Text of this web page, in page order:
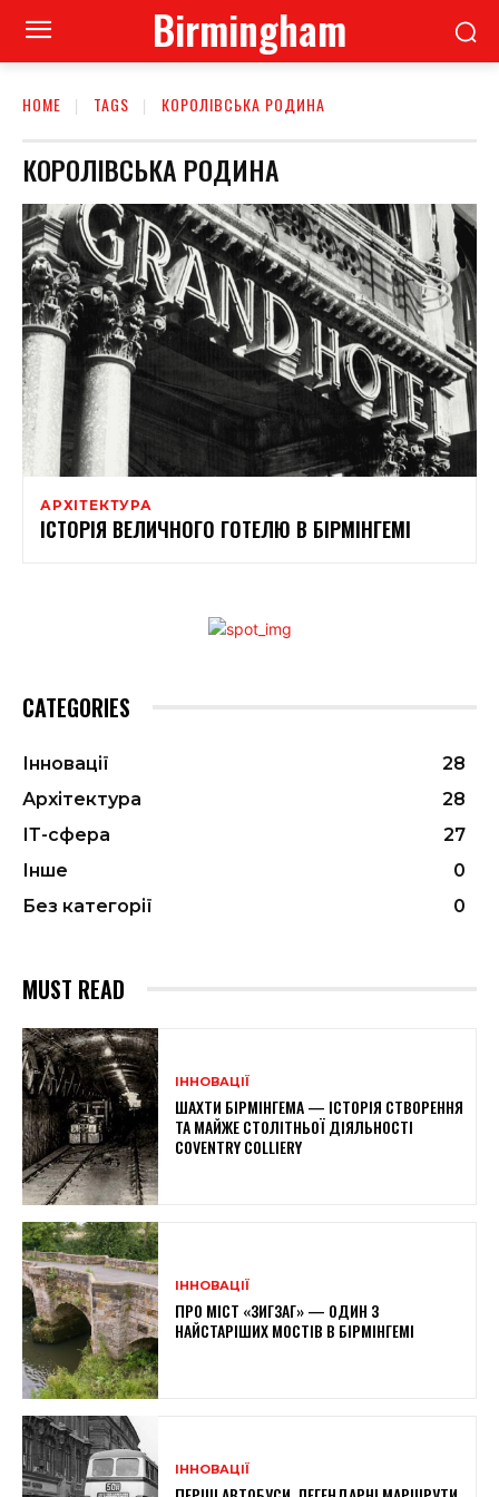
Birmingham
HOME TAGS КОРОЛІВСЬКА РОДИНА
КОРОЛІВСЬКА РОДИНА
АРХІТЕКТУРА
ІСТОРІЯ ВЕЛИЧНОГО ГОТЕЛЮ В БІРМІНГЕМІ
CATEGORIES
Інновації
28
Архітектура
28
ІТ-сфера
27
Інше
0
Без категорії
0
MUST READ
ІННОВАЦІЇ
ШАХТИ БІРМІНГЕМА — ІСТОРІЯ СТВОРЕННЯ
ТА МАЙЖЕ СТОЛІТНЬОЇ ДІЯЛЬНОСТІ
COVENTRY COLLIERY
ІННОВАЦІЇ
ПРО МІСТ «ЗИГЗАГ» — ОДИН З
НАЙСТАРІШИХ МОСТІВ В БІРМІНГЕМІ
ІННОВАЦІЇ